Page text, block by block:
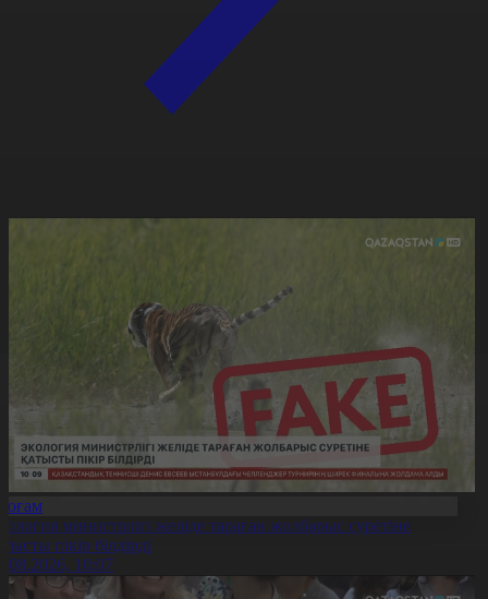
министрлігі желіде тараған жолбарыс суретіне
пікір білдірді
10:07